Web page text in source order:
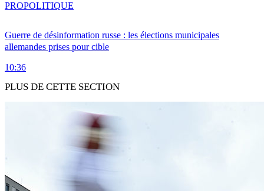
Guerre de désinformation russe : les élections municipales
allemandes prises pour cible
10:36
PROPOLITIQUE
PLUS DE CETTE SECTION